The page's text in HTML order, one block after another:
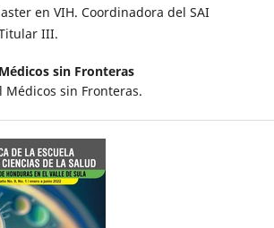
en VIH. Coordinadora del SAI
III.
Médicos sin Fronteras
Médicos sin Fronteras.